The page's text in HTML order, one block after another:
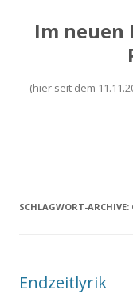
Im neuen
(hier seit dem
SCHLAGWORT-ARCHIVE:
Endzeitlyrik